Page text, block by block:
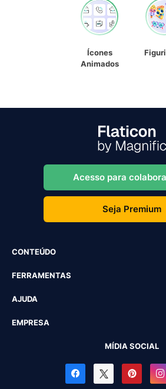
Ícones
Animados
Acesso para
Seja Premium
CONTEÚDO
FERRAMENTAS
AJUDA
EMPRESA
MÍDIA SOCIAL